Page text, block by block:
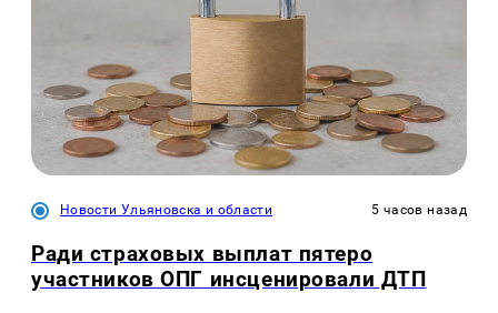
Новости Ульяновска и области 5 часов назад
Ради страховых выплат пятеро
участников ОПГ инсценировали ДТП